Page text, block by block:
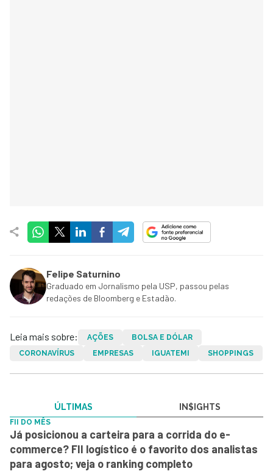
Felipe Saturnino
Graduado em Jornalismo pela USP, passou pelas
redações de Bloomberg e Estadão.
Leia mais sobre: AÇÕES
BOLSA E DÓLAR
CORONAVÍRUS
EMPRESAS IGUATEMI SHOPPINGS
ÚLTIMAS IN$IGHTS
FII DO MÊS
Já posicionou a carteira para a corrida do e-
commerce? FII logístico é o favorito dos analistas
para agosto; veja o ranking completo